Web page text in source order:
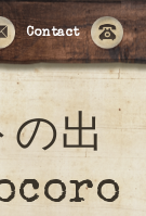
Contact
の出